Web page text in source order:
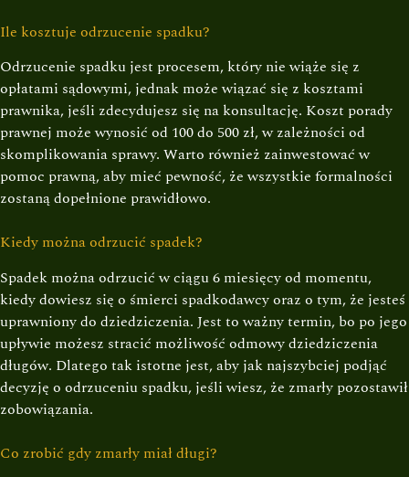
Ile kosztuje odrzucenie spadku?
Odrzucenie spadku jest procesem, który nie wiąże się z
opłatami sądowymi, jednak może wiązać się z kosztami
prawnika, jeśli zdecydujesz się na konsultację. Koszt porady
prawnej może wynosić od 100 do 500 zł, w zależności od
skomplikowania sprawy. Warto również zainwestować w
pomoc prawną, aby mieć pewność, że wszystkie formalności
zostaną dopełnione prawidłowo.
Kiedy można odrzucić spadek?
Spadek można odrzucić w ciągu 6 miesięcy od momentu,
kiedy dowiesz się o śmierci spadkodawcy oraz o tym, że jesteś
uprawniony do dziedziczenia. Jest to ważny termin, bo po jego
upływie możesz stracić możliwość odmowy dziedziczenia
długów. Dlatego tak istotne jest, aby jak najszybciej podjąć
decyzję o odrzuceniu spadku, jeśli wiesz, że zmarły pozostawił
zobowiązania.
Co zrobić gdy zmarły miał długi?